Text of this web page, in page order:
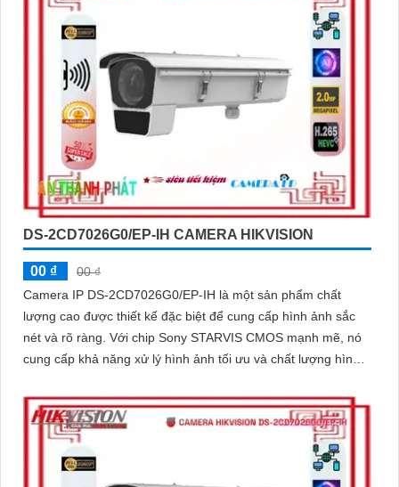
DS-2CD7026G0/EP-IH CAMERA HIKVISION
00 ₫
00 ₫
Camera IP DS-2CD7026G0/EP-IH là một sản phẩm chất
lượng cao được thiết kế đặc biệt để cung cấp hình ảnh sắc
nét và rõ ràng. Với chip Sony STARVIS CMOS mạnh mẽ, nó
cung cấp khả năng xử lý hình ảnh tối ưu và chất lượng hình